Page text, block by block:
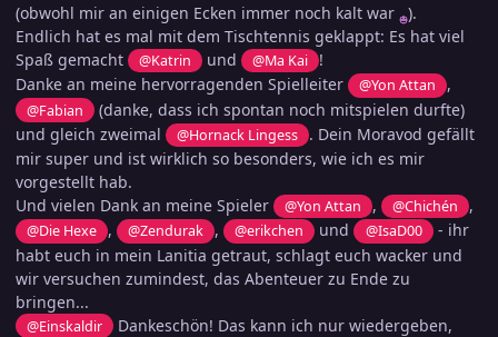
(obwohl mir an einigen Ecken immer noch kalt war
).
Endlich hat es mal mit dem Tischtennis geklappt: Es hat viel
Spaß gemacht
@Katrin und @Ma Kai
!
Danke an meine hervorragenden Spielleiter
@Yon Attan ,
@Fabian
(danke, dass ich spontan noch mitspielen durfte)
und gleich zweimal
@Hornack Lingess
. Dein Moravod gefällt
mir super und ist wirklich so besonders, wie ich es mir
vorgestellt hab.
Und vielen Dank an meine Spieler
@Yon Attan , @Chichén ,
@Die Hexe , @Zendurak , @erikchen und @IsaD00 - ihr
habt euch in mein Lanitia getraut, schlagt euch wacker und
wir versuchen zumindest, das Abenteuer zu Ende zu
bringen...
@Einskaldir
Dankeschön! Das kann ich nur wiedergeben,